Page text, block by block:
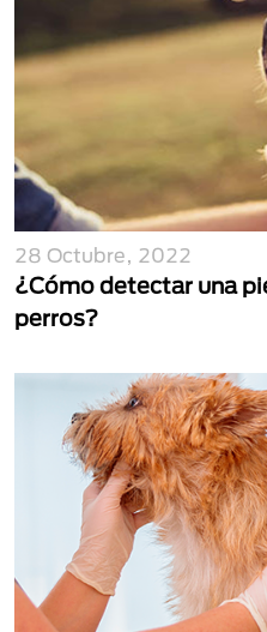
28 Octubre, 2022
¿Cómo detectar una
perros?